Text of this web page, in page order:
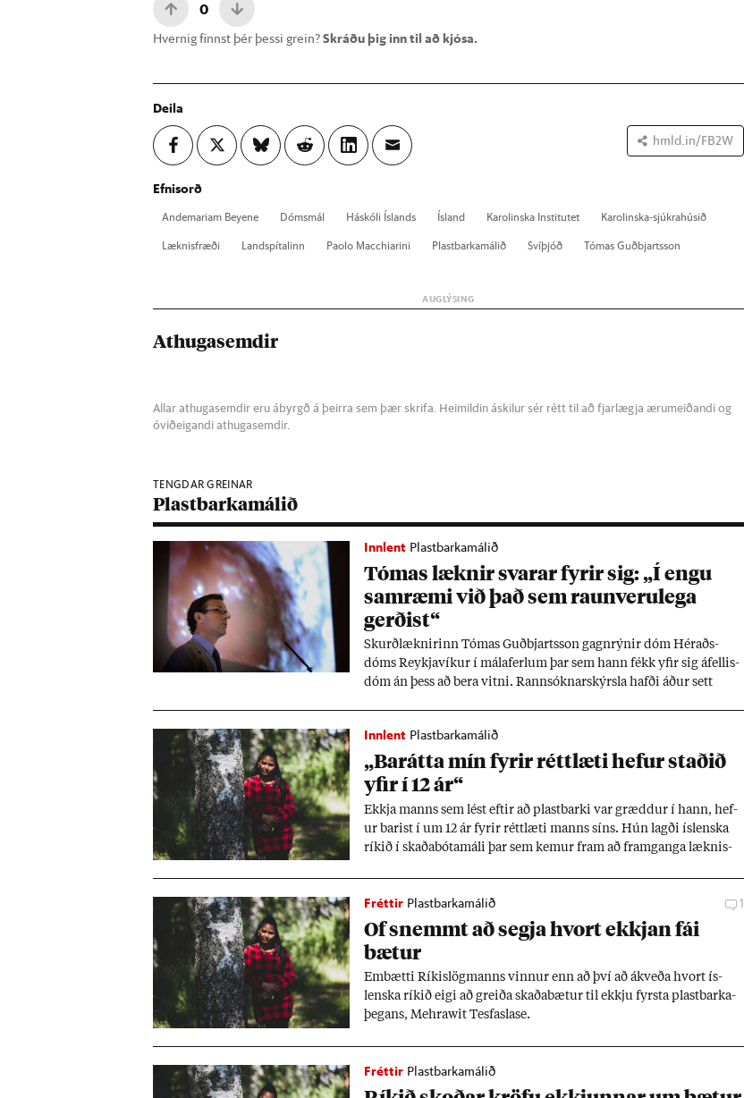
0
Hvernig finnst þér þessi grein?Skráðu þig inn til að kjósa.
Deila
hmld.in/FB2W
Efnisorð
And­emariam Beyene Dóms­mál Há­skóli Ís­lands Ís­land Karol­inska Institu­tet
Karol­inska-sjúkra­hús­ið
Lækn­is­fræði
Land­spít­al­inn Paolo Macchi­ar­ini Plast­barka­mál­ið Sví­þjóð Tóm­as Guð­bjarts­son
Athugasemdir
Allar athugasemdir eru ábyrgð á þeirra sem þær skrifa. Heimildin áskilur sér rétt til að fjarlægja ærumeiðandi og
óviðeigandi athugasemdir.
TENGDAR GREINAR
Plastbarkamálið
Innlent Plastbarkamálið
Tóm­as lækn­ir svar­ar fyr­ir sig: „Í engu
sam­ræmi við það sem raun­veru­lega
gerð­ist“
Skurð­lækn­ir­inn Tóm­as Guð­bjarts­son gagn­rýn­ir dóm Hér­aðs­
dóms Reykja­vík­ur í mála­ferl­um þar sem hann fékk yf­ir sig áfell­is­
dóm án þess að bera vitni. Rann­sókn­ar­skýrsla hafði áð­ur sett
Innlent Plastbarkamálið
„Bar­átta mín fyr­ir rétt­læti hef­ur stað­ið
yf­ir í 12 ár“
Ekkja manns sem lést eft­ir að plast­barki var grædd­ur í hann, hef­
ur bar­ist í um 12 ár fyr­ir rétt­læti manns síns. Hún lagði ís­lenska
rík­ið í skaða­bóta­máli þar sem kem­ur fram að fram­ganga lækn­is­
Fréttir Plastbarkamálið 1
Of snemmt að segja hvort ekkj­an fái
bæt­ur
Embætti Rík­is­lög­manns vinn­ur enn að því að ákveða hvort ís­
lenska rík­ið eigi að greiða skaða­bæt­ur til ekkju fyrsta plast­barka­
þeg­ans, Mehrawit Tes­faslase.
Fréttir Plastbarkamálið